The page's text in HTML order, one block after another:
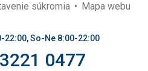
súkromia Mapa webu
22:00, So-Ne 8:00-22:00
0477